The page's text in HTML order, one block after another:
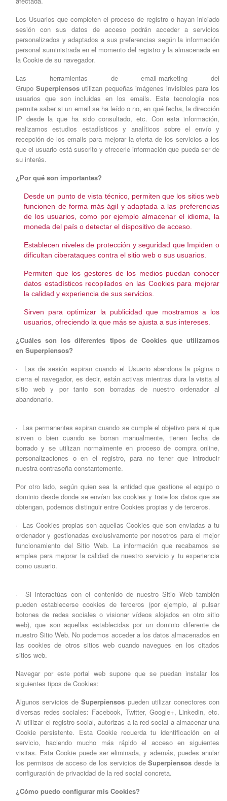
Los Usuarios que completen el proceso de registro o hayan iniciado
sesión con sus datos de acceso podrán acceder a servicios
personalizados y adaptados a sus preferencias según la información
personal suministrada en el momento del registro y la almacenada en
la Cookie de su navegador.
Las herramientas de email-marketing del
Grupo Superpiensosutilizan pequeñas imágenes invisibles para los
usuarios que son incluidas en los emails. Esta tecnología nos
permite saber si un email se ha leído o no, en qué fecha, la dirección
IP desde la que ha sido consultado, etc. Con esta información,
realizamos estudios estadísticos y analíticos sobre el envío y
recepción de los emails para mejorar la oferta de los servicios a los
que el usuario está suscrito y ofrecerle información que pueda ser de
su interés.
¿Por qué son importantes?
Desde un punto de vista técnico, permiten que los sitios web
funcionen de forma más ágil y adaptada a las preferencias
de los usuarios, como por ejemplo almacenar el idioma, la
moneda del país o detectar el dispositivo de acceso.
Establecen niveles de protección y seguridad que Impiden o
dificultan ciberataques contra el sitio web o sus usuarios.
Permiten que los gestores de los medios puedan conocer
datos estadísticos recopilados en las Cookies para mejorar
la calidad y experiencia de sus servicios.
Sirven para optimizar la publicidad que mostramos a los
usuarios, ofreciendo la que más se ajusta a sus intereses.
¿Cuáles son los diferentes tipos de Cookies que utilizamos
en Superpiensos?
· Las de sesión expiran cuando el Usuario abandona la página o
cierra el navegador, es decir, están activas mientras dura la visita al
sitio web y por tanto son borradas de nuestro ordenador al
abandonarlo.
· Las permanentes expiran cuando se cumple el objetivo para el que
sirven o bien cuando se borran manualmente, tienen fecha de
borrado y se utilizan normalmente en proceso de compra online,
personalizaciones o en el registro, para no tener que introducir
nuestra contraseña constantemente.
Por otro lado, según quien sea la entidad que gestione el equipo o
dominio desde donde se envían las cookies y trate los datos que se
obtengan, podemos distinguir entre Cookies propias y de terceros.
· Las Cookies propias son aquellas Cookies que son enviadas a tu
ordenador y gestionadas exclusivamente por nosotros para el mejor
funcionamiento del Sitio Web. La información que recabamos se
emplea para mejorar la calidad de nuestro servicio y tu experiencia
como usuario.
· Si interactúas con el contenido de nuestro Sitio Web también
pueden establecerse cookies de terceros (por ejemplo, al pulsar
botones de redes sociales o visionar vídeos alojados en otro sitio
web), que son aquellas establecidas por un dominio diferente de
nuestro Sitio Web. No podemos acceder a los datos almacenados en
las cookies de otros sitios web cuando navegues en los citados
sitios web.
Navegar por este portal web supone que se puedan instalar los
siguientes tipos de Cookies:
Algunos servicios deSuperpiensos pueden utilizar conectores con
diversas redes sociales: Facebook, Twitter, Google+, Linkedin, etc.
Al utilizar el registro social, autorizas a la red social a almacenar una
Cookie persistente. Esta Cookie recuerda tu identificación en el
servicio, haciendo mucho más rápido el acceso en siguientes
visitas. Esta Cookie puede ser eliminada, y además, puedes anular
los permisos de acceso de los servicios deSuperpiensos desde la
configuración de privacidad de la red social concreta.
¿Cómo puedo configurar mis Cookies?